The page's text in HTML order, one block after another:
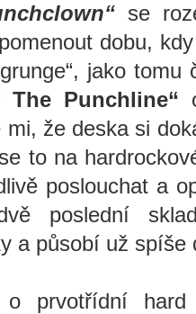
se
dobu,
jako
The Punchline“
že deska si
to na
poslouchat a
poslední
a působí už spíše
prvotřídní hard